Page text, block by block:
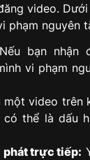
video.
phạm nguyên
Nếu bạn nhận
vi phạm
một video trên
thể là dấu
phát trực tiếp: